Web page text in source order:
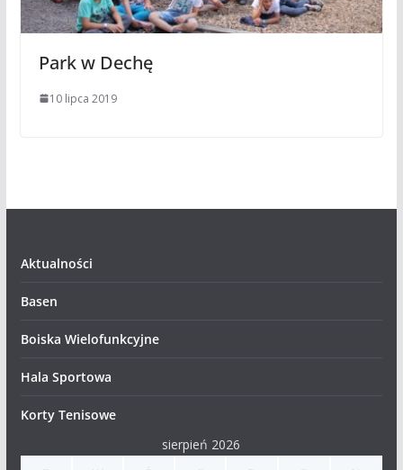
Park w Dechę
10 lipca 2019
Aktualności
Basen
Boiska Wielofunkcyjne
Hala Sportowa
Korty Tenisowe
sierpień 2026